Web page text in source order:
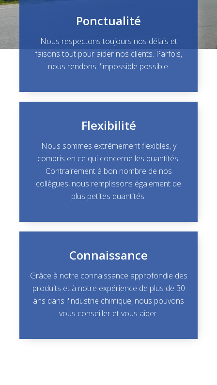
Ponctualité
Nous respectons toujours nos délais et
faisons tout pour aider nos clients. Parfois,
nous rendons l'impossible possible.
Flexibilité
Nous sommes extrêmement flexibles, y
compris en ce qui concerne les quantités.
Contrairement à bon nombre de nos
collègues, nous remplissons également de
plus petites quantités.
Connaissance
Grâce à notre connaissance approfondie des
produits et à notre expérience de plus de 30
ans dans l'industrie chimique, nous pouvons
vous conseiller et vous aider.